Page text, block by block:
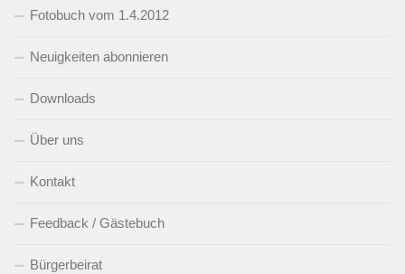
Fotobuch vom 1.4.2012
Neuigkeiten abonnieren
Downloads
Über uns
Kontakt
Feedback / Gästebuch
Bürgerbeirat